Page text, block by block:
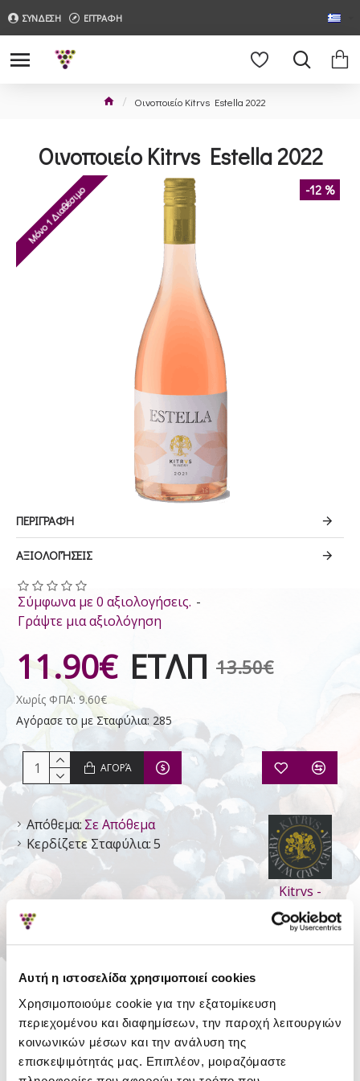
Αυτή η ιστοσελίδα χρησιμοποιεί cookies
Χρησιμοποιούμε cookie για την εξατομίκευση
περιεχομένου και διαφημίσεων, την παροχή λειτουργιών
κοινωνικών μέσων και την ανάλυση της
επισκεψιμότητάς μας. Επιπλέον, μοιραζόμαστε
ΣΥΝΔΕΣΗ ΕΓΓΡΑΦΗ
Οινοποιείο Kitrvs Estella 2022
Οινοποιείο Kitrvs Estella 2022
Μόνο 1 Διαθέσιμο -12 %
ΠΕΡΙΓΡΑΦΉ
ΑΞΙΟΛΟΓΉΣΕΙΣ
Απόθεμα: Σε Απόθεμα
Κερδίζετε Σταφύλια:5
Kitrvs -
Οινοποιείο
Σύμφωνα με 0 αξιολογήσεις. -
Γράψτε μια αξιολόγηση
ΕΤΛΠ 13.50€
11.90€
Χωρίς ΦΠΑ: 9.60€
Αγόρασε το με Σταφύλια: 285
ΑΓΟΡΆ
ΛΕΠΤΟΜΈΡΕΙΕΣ
Είδος
Ησυχος Ξηρός
Τύπος
Π.Γ.Ε. Πιερία
Περιοχή
Πιερία